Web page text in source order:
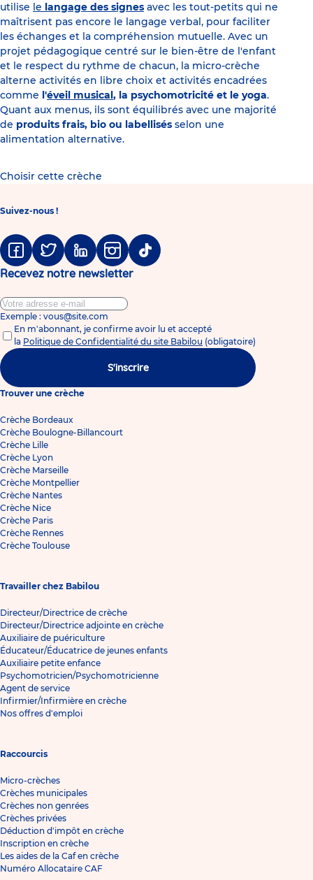
utilise le langage des signes avec les tout-petits qui ne
maîtrisent pas encore le langage verbal, pour faciliter
les échanges et la compréhension mutuelle. Avec un
projet pédagogique centré sur le bien-être de l'enfant
et le respect du rythme de chacun, la micro-crèche
alterne activités en libre choix et activités encadrées
comme l'éveil musical , la psychomotricité et le yoga.
Quant aux menus, ils sont équilibrés avec une majorité
de produits frais, bio ou labellisés selon une
alimentation alternative.
Choisir cette crèche
Suivez-nous !
FacebookTwitter LinkedinInstagramTiktok
Recevez notre newsletter
Exemple : vous@site.com
En m'abonnant, je confirme avoir lu et accepté
la Politique de Confidentialité du site Babilou (obligatoire)
S'inscrire
Trouver une crèche
Crèche Bordeaux
Crèche Boulogne-Billancourt
Crèche Lille
Crèche Lyon
Crèche Marseille
Crèche Montpellier
Crèche Nantes
Crèche Nice
Crèche Paris
Crèche Rennes
Crèche Toulouse
Travailler chez Babilou
Directeur/Directrice de crèche
Directeur/Directrice adjointe en crèche
Auxiliaire de puériculture
Éducateur/Éducatrice de jeunes enfants
Auxiliaire petite enfance
Psychomotricien/Psychomotricienne
Agent de service
Infirmier/Infirmière en crèche
Nos offres d'emploi
Raccourcis
Micro-crèches
Crèches municipales
Crèches non genrées
Crèches privées
Déduction d'impôt en crèche
Inscription en crèche
Les aides de la Caf en crèche
Numéro Allocataire CAF